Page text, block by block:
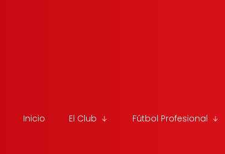
Inicio El Club Fútbol Profesional